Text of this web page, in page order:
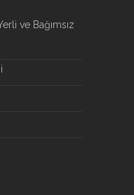
ve Bağımsız